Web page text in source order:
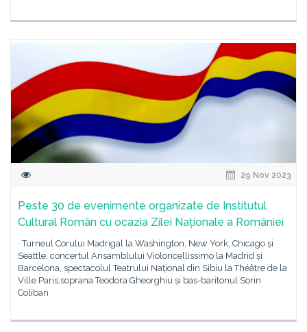
29 Nov 2023
Peste 30 de evenimente organizate de Institutul
Cultural Român cu ocazia Zilei Naționale a României
· Turneul Corului Madrigal la Washington, New York, Chicago și
Seattle, concertul Ansamblului Violoncellissimo la Madrid și
Barcelona, spectacolul Teatrului Național din Sibiu la Théâtre de la
Ville Paris,soprana Teodora Gheorghiu și bas-baritonul Sorin
Coliban